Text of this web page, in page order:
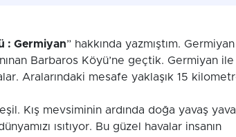
: Germiyan” hakkında yazmıştım. Germiyan
Barbaros Köyü’ne geçtik. Germiyan ile
Aralarındaki mesafe yaklaşık 15
Kış mevsiminin ardında doğa yavaş
ısıtıyor. Bu güzel havalar insanın